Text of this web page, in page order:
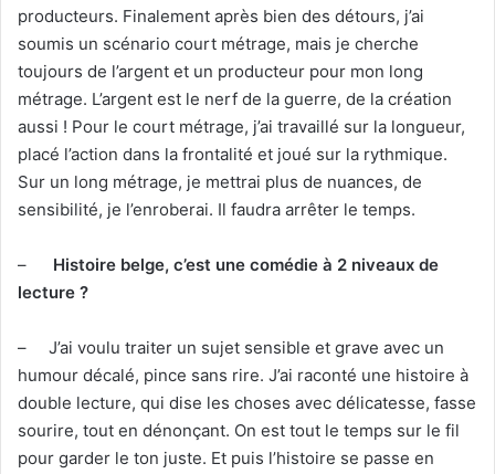
producteurs. Finalement après bien des détours, j’ai
soumis un scénario court métrage, mais je cherche
toujours de l’argent et un producteur pour mon long
métrage. L’argent est le nerf de la guerre, de la création
aussi ! Pour le court métrage, j’ai travaillé sur la longueur,
placé l’action dans la frontalité et joué sur la rythmique.
Sur un long métrage, je mettrai plus de nuances, de
sensibilité, je l’enroberai. Il faudra arrêter le temps.
– Histoire belge, c’est une comédie à 2 niveaux de
lecture ?
– J’ai voulu traiter un sujet sensible et grave avec un
humour décalé, pince sans rire. J’ai raconté une histoire à
double lecture, qui dise les choses avec délicatesse, fasse
sourire, tout en dénonçant. On est tout le temps sur le fil
pour garder le ton juste. Et puis l’histoire se passe en